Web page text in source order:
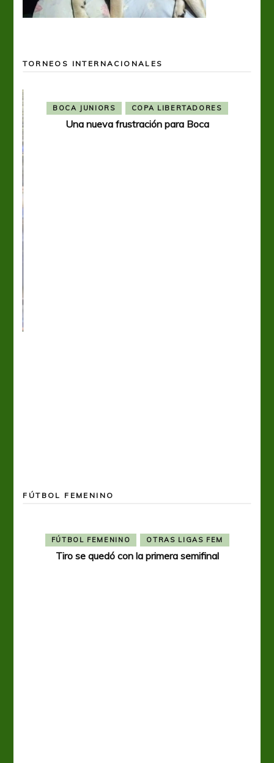
TORNEOS INTERNACIONALES
BOCA JUNIORS COPA LIBERTADORES
Una nueva frustración para Boca
FÚTBOL FEMENINO
FÚTBOL FEMENINO OTRAS LIGAS FEM
Tiro se quedó con la primera semifinal